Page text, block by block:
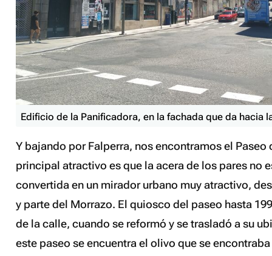
Edificio de la Panificadora, en la fachada que da hacia
Y bajando por Falperra, nos encontramos el Paseo
principal atractivo es que la acera de los pares no
convertida en un mirador urbano muy atractivo,
y parte del Morrazo. El quiosco del paseo hasta
de la calle, cuando se reformó y se trasladó a su
este paseo se encuentra el olivo que se